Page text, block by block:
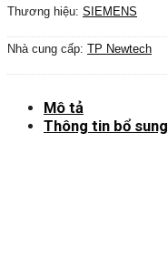
Thương hiệu: SIEMENS
Nhà cung cấp: TP Newtech
Mô tả
Thông tin bổ sung